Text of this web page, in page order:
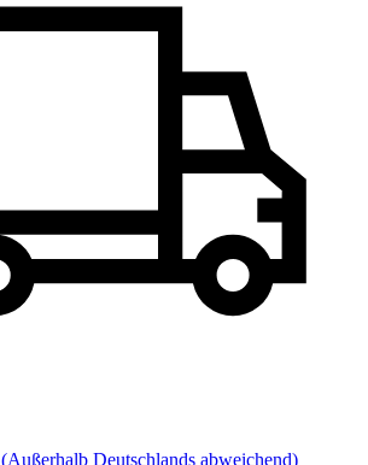
(Außerhalb Deutschlands abweichend)